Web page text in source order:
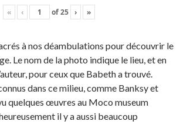
« ‹ of25 › »
à nos déambulations pour découvrir le
Le nom de la photo indique le lieu, et en
pour ceux que Babeth a trouvé.
dans ce milieu, comme Banksy et
quelques œuvres au Moco museum
il y a aussi beaucoup